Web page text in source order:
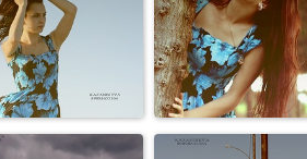
Персоны Персоны